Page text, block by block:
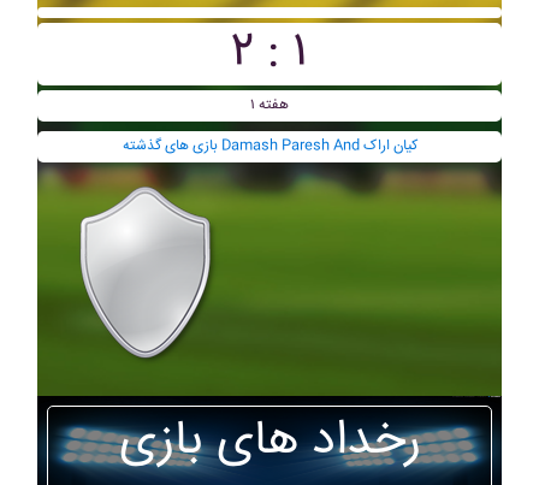
۲ : ۱
هفته ۱
بازی های گذشته Damash Paresh And کيان اراک
رخداد های بازی